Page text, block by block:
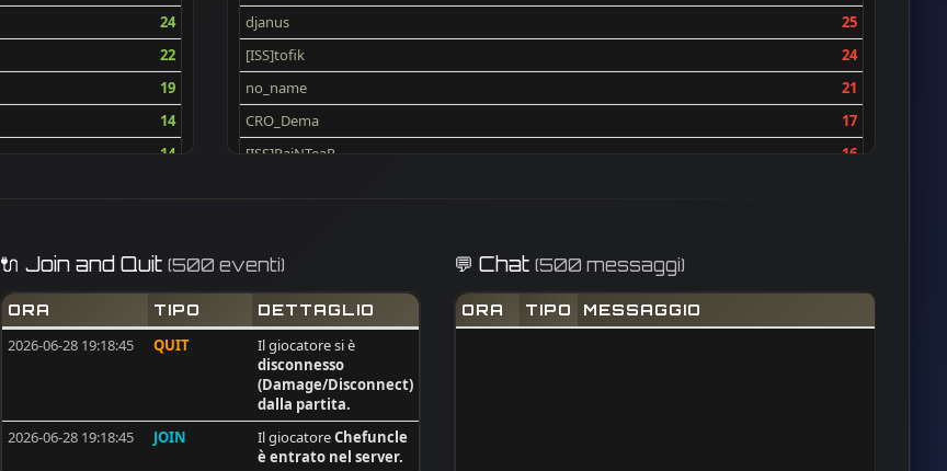
24
22
19
14
14
12
11
10
10
djanus
25
[ISS]tofik
24
no_name
21
CRO_Dema
17
[ISS]RaiNTeaR
16
HAoS_Makis
Simo00
Rara22
voxx
synshallere
🔌 Join and Quit (500 eventi)
ORA TIPO DETTAGLIO
2026-06-28 19:18:45 QUIT
Il giocatore si è
disconnesso
(Damage/Disconnect)
dalla partita.
2026-06-28 19:18:45
JOIN Il giocatoreChefuncle
è entrato nel server.
💬 Chat(500 messaggi)
ORA TIPO MESSAGGIO